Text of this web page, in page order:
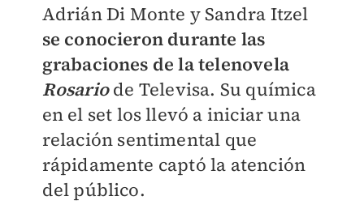
Adrián Di Monte y Sandra Itzel
se conocieron durante las
grabaciones de la telenovela
Rosario de Televisa. Su química
en el set los llevó a iniciar una
relación sentimental que
rápidamente captó la atención
del público.